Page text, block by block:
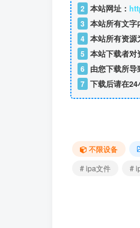
2 本站网址：
3 本站所有文字
4 本站所有资源
5 本站下载者对
6 由您下载所
7 下载后请在
不限设备
# ipa文件
#